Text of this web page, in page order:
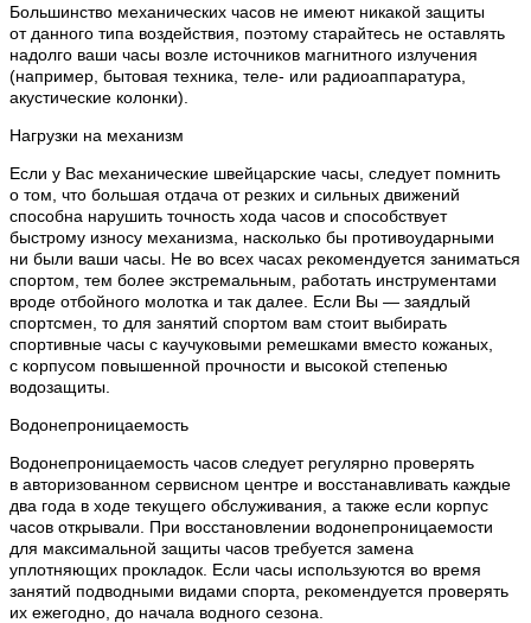
Большинство механических часов не имеют никакой защиты
от данного типа воздействия, поэтому старайтесь не оставлять
надолго ваши часы возле источников магнитного излучения
(например, бытовая техника, теле- или радиоаппаратура,
акустические колонки).
Нагрузки на механизм
Если у Вас механические швейцарские часы, следует помнить
о том, что большая отдача от резких и сильных движений
способна нарушить точность хода часов и способствует
быстрому износу механизма, насколько бы противоударными
ни были ваши часы. Не во всех часах рекомендуется заниматься
спортом, тем более экстремальным, работать инструментами
вроде отбойного молотка и так далее. Если Вы — заядлый
спортсмен, то для занятий спортом вам стоит выбирать
спортивные часы с каучуковыми ремешками вместо кожаных,
с корпусом повышенной прочности и высокой степенью
водозащиты.
Водонепроницаемость
Водонепроницаемость часов следует регулярно проверять
в авторизованном сервисном центре и восстанавливать каждые
два года в ходе текущего обслуживания, а также если корпус
часов открывали. При восстановлении водонепроницаемости
для максимальной защиты часов требуется замена
уплотняющих прокладок. Если часы используются во время
занятий подводными видами спорта, рекомендуется проверять
их ежегодно, до начала водного сезона.